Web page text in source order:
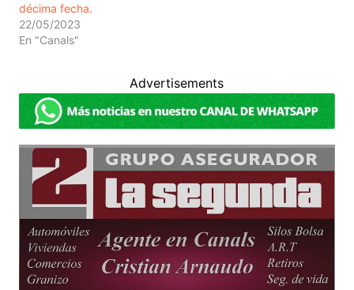
décima fecha.
22/05/2023
En "Canals"
Advertisements